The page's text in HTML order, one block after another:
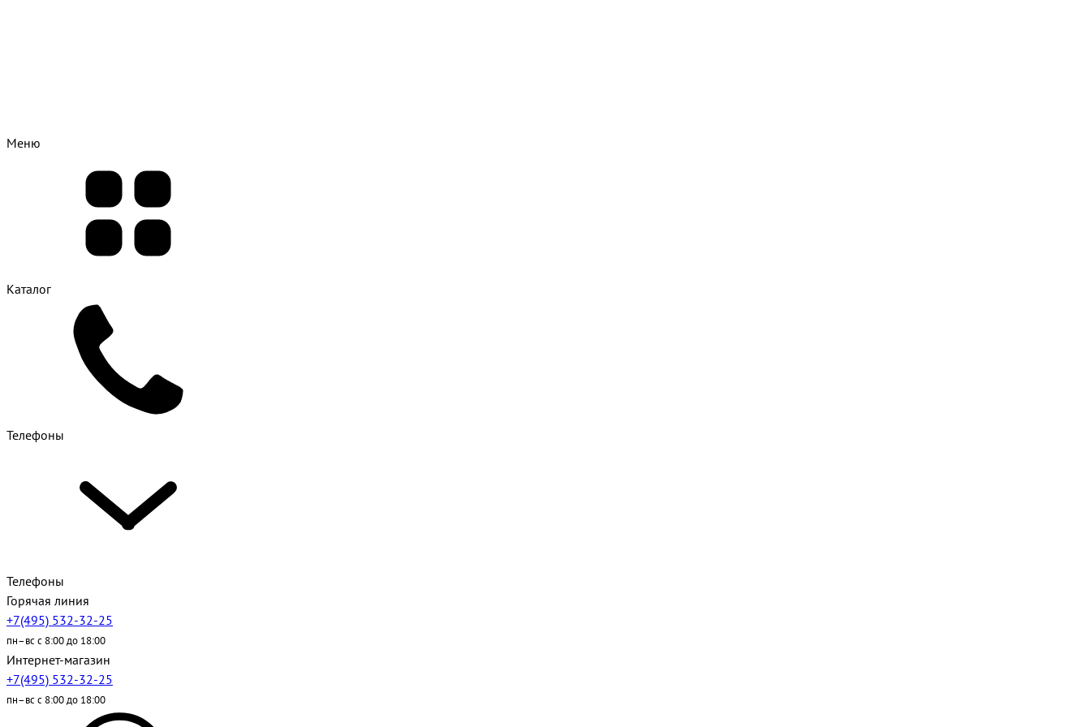
Меню
Каталог
Телефоны
Телефоны
Горячая линия
+7(495) 532-32-25
пн–вс с 8:00 до 18:00
Интернет-магазин
+7(495) 532-32-25
пн–вс с 8:00 до 18:00